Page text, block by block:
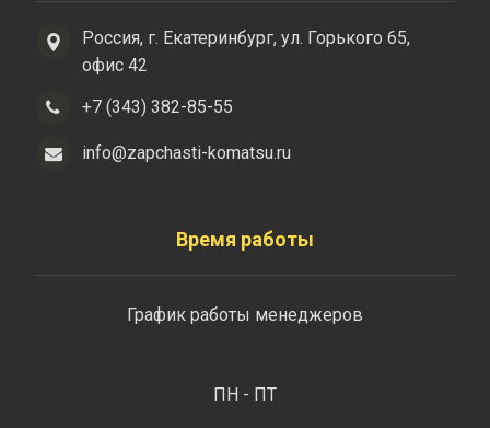
Россия, г. Екатеринбург, ул. Горького 65,
офис 42
+7 (343) 382-85-55
info@zapchasti-komatsu.ru
Время работы
График работы менеджеров
ПН - ПТ